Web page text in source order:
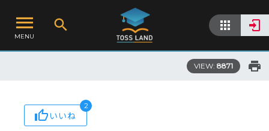
MENU
VIEW: 8871
いいね
2